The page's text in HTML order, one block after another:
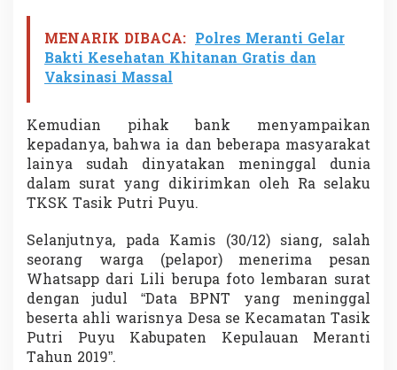
MENARIK DIBACA: Polres Meranti Gelar
Bakti Kesehatan Khitanan Gratis dan
Vaksinasi Massal
Kemudian pihak bank menyampaikan
kepadanya, bahwa ia dan beberapa masyarakat
lainya sudah dinyatakan meninggal dunia
dalam surat yang dikirimkan oleh Ra selaku
TKSK Tasik Putri Puyu.
Selanjutnya, pada Kamis (30/12) siang, salah
seorang warga (pelapor) menerima pesan
Whatsapp dari Lili berupa foto lembaran surat
dengan judul “Data BPNT yang meninggal
beserta ahli warisnya Desa se Kecamatan Tasik
Putri Puyu Kabupaten Kepulauan Meranti
Tahun 2019”.